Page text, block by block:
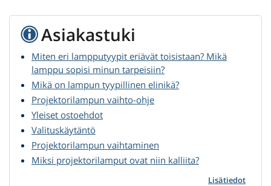
Asiakastuki
Miten eri lampputyypit eriävät toisistaan? Mikä
lamppu sopisi minun tarpeisiin?
Mikä on lampun tyypillinen elinikä?
Projektorilampun vaihto-ohje
Yleiset ostoehdot
Valituskäytäntö
Projektorilampun vaihtaminen
Miksi projektorilamput ovat niin kalliita?
Lisätiedot